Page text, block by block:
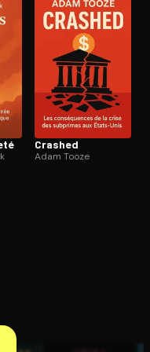
sur le code. C'est gratuit à
Crashed
Adam Tooze